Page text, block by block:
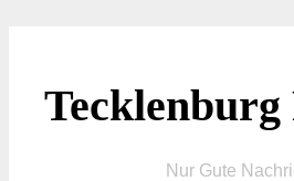
Tecklenburg
Nur Gute